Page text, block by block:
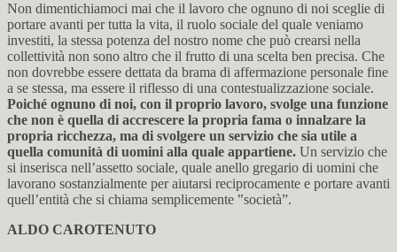
Non dimentichiamoci mai che il lavoro che ognuno di noi sceglie di
portare avanti per tutta la vita, il ruolo sociale del quale veniamo
investiti, la stessa potenza del nostro nome che può crearsi nella
collettività non sono altro che il frutto di una scelta ben precisa. Che
non dovrebbe essere dettata da brama di affermazione personale fine
a se stessa, ma essere il riflesso di una contestualizzazione sociale.
Poiché ognuno di noi, con il proprio lavoro, svolge una funzione
che non è quella di accrescere la propria fama o innalzare la
propria ricchezza, ma di svolgere un servizio che sia utile a
quella comunità di uomini alla quale appartiene. Un servizio che
si inserisca nell’assetto sociale, quale anello gregario di uomini che
lavorano sostanzialmente per aiutarsi reciprocamente e portare avanti
quell’entità che si chiama semplicemente ‟società”.
ALDO CAROTENUTO